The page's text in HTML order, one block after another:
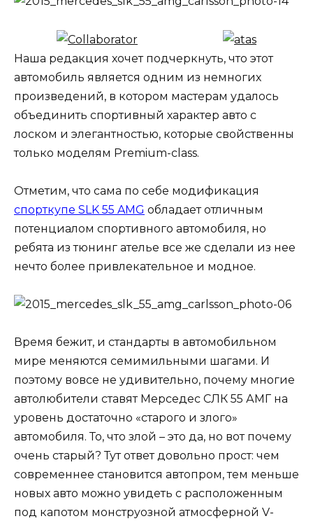
Наша редакция хочет подчеркнуть, что этот
автомобиль является одним из немногих
произведений, в котором мастерам удалось
объединить спортивный характер авто с
лоском и элегантностью, которые свойственны
только моделям Premium-class.
Отметим, что сама по себе модификация
спорткупе SLK 55 AMG обладает отличным
потенциалом спортивного автомобиля, но
ребята из тюнинг ателье все же сделали из нее
нечто более привлекательное и модное.
Время бежит, и стандарты в автомобильном
мире меняются семимильными шагами. И
поэтому вовсе не удивительно, почему многие
автолюбители ставят Мерседес СЛК 55 АМГ на
уровень достаточно «старого и злого»
автомобиля. То, что злой – это да, но вот почему
очень старый? Тут ответ довольно прост: чем
современнее становится автопром, тем меньше
новых авто можно увидеть с расположенным
под капотом монструозной атмосферной V-